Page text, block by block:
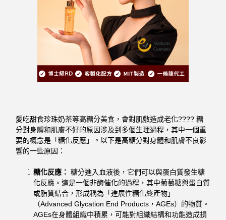
愛吃甜食珍珠奶茶等高糖分美食，會對肌敷造成老化???? 糖
分對身體和肌膚不好的原因涉及到多個生理過程，其中一個重
要的概念是「糖化反應」。以下是高糖分對身體和肌膚不良影
響的一些原因：
糖化反應： 糖分進入血液後，它們可以與蛋白質發生糖
化反應。這是一個非酶催化的過程，其中葡萄糖與蛋白質
或脂質結合，形成稱為「進展性糖化終產物」
（Advanced Glycation End Products，AGEs）的物質。
AGEs在身體組織中積累，可能對組織結構和功能造成損